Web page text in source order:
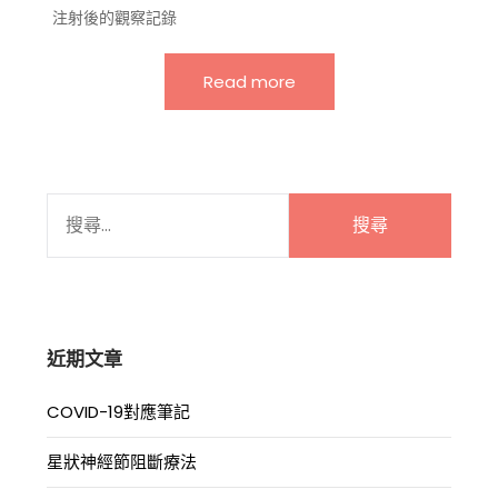
注射後的觀察記錄
Read more
關
近期文章
COVID-19對應筆記
星狀神經節阻斷療法